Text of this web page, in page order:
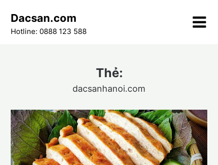
content
Dacsan.com
Hotline: 0888 123 588
Thẻ:
dacsanhanoi.com